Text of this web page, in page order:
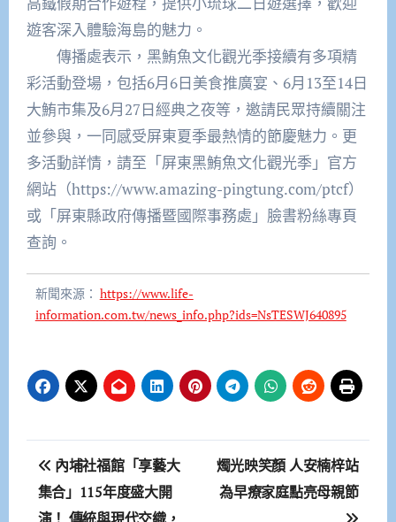
遊客深入體驗海島的魅力。
傳播處表示，黑鮪魚文化觀光季接續有多項精
彩活動登場，包括6月6日美食推廣宴、6月13至14日
大鮪市集及6月27日經典之夜等，邀請民眾持續關注
並參與，一同感受屏東夏季最熱情的節慶魅力。更
多活動詳情，請至「屏東黑鮪魚文化觀光季」官方
網站（https://www.amazing-pingtung.com/ptcf）
或「屏東縣政府傳播暨國際事務處」臉書粉絲專頁
查詢。
新聞來源： https://www.life-
information.com.tw/news_info.php?ids=NsTESWJ640895
文
章
內埔社福館「享藝大
集合」115年度盛大開
燭光映笑顏 人安楠梓站
為早療家庭點亮母親節